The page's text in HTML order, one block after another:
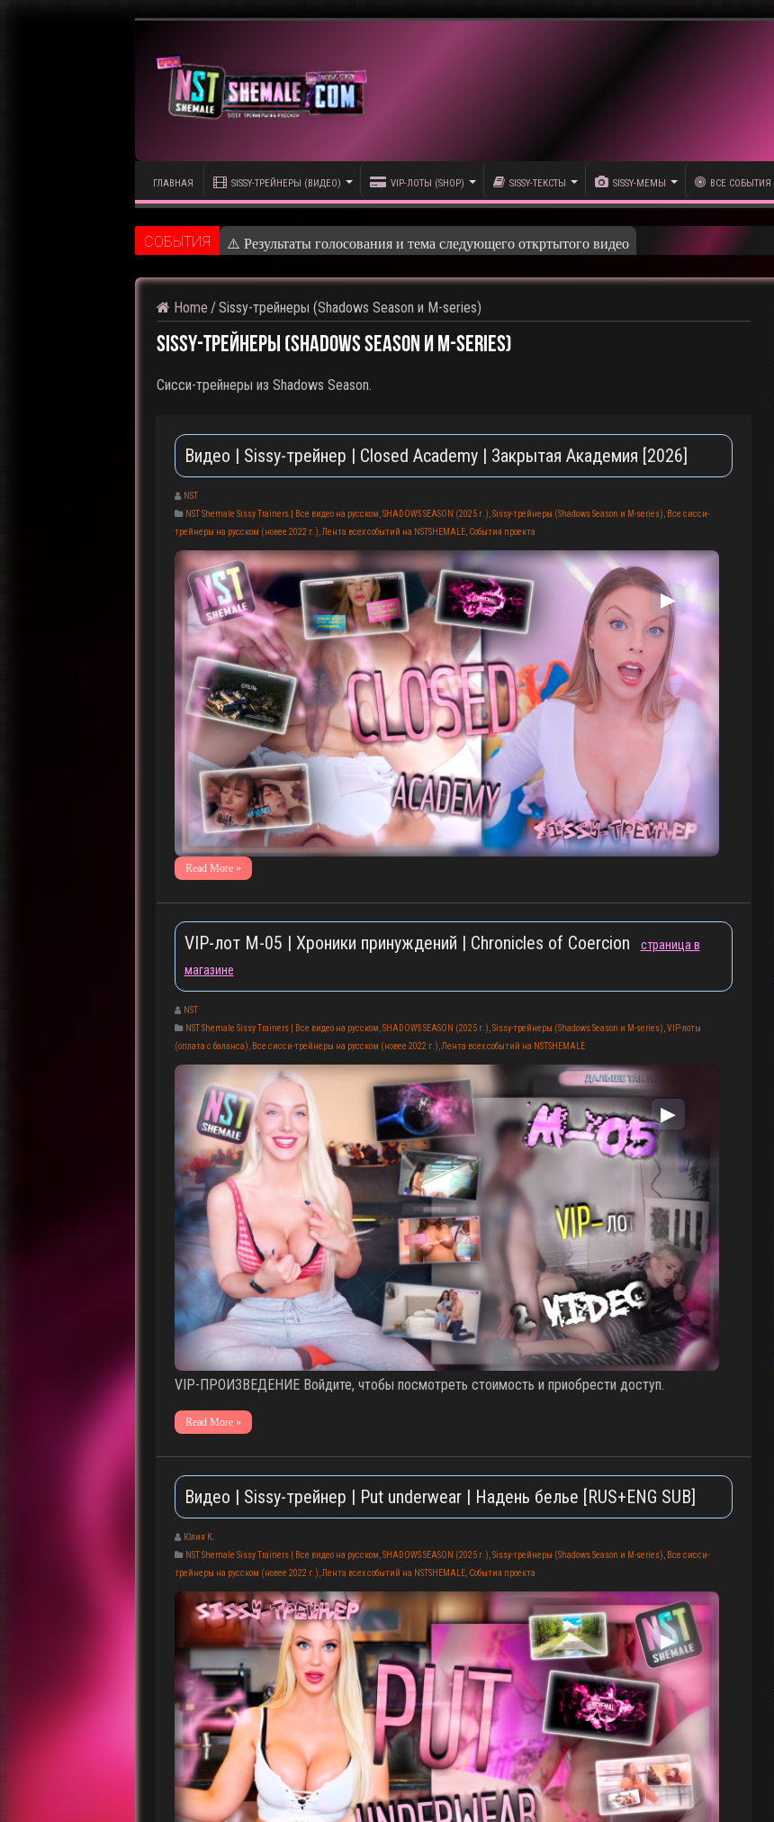
ГЛАВНАЯ SISSY-ТРЕЙНЕРЫ (ВИДЕО) VIP-ЛОТЫ (SHOP) SISSY-ТЕКСТЫ SISSY-МЕМЫ ВСЕ СОБЫТИЯ
CОБЫТИЯ ⚠️
Home /Sissy-трейнеры (Shadows Season и M-series)
Sissy-трейнеры (Shadows Season и M-series)
Сисси-трейнеры из Shadows Season.
Видео | Sissy-трейнер | Closed Academy | Закрытая Академия [2026]
NST
NST Shemale Sissy Trainers | Все видео на русском SHADOWS SEASON (2025 г.) Sissy-трейнеры (Shadows Season и M-series)
Все сисси-
трейнеры на русском (новее 2022 г.) Лента всех событий на NSTSHEMALE, События проекта
▶
Read More »
VIP-лот M-05 | Хроники принуждений | Chronicles of Coercion
страница в
магазине
NST
NST Shemale Sissy Trainers | Все видео на русском SHADOWS SEASON (2025 г.) Sissy-трейнеры (Shadows Season и M-series) VIP-лоты
(оплата с баланса) Все сисси-трейнеры на русском (новее 2022 г.) Лента всех событий на NSTSHEMALE
▶
VIP-ПРОИЗВЕДЕНИЕ Войдите, чтобы посмотреть стоимость и приобрести доступ.
Read More »
Видео | Sissy-трейнер | Put underwear | Надень белье [RUS+ENG SUB]
Юлия К.
NST Shemale Sissy Trainers | Все видео на русском,SHADOWS SEASON (2025 г.),Sissy-трейнеры (Shadows Season и M-series), Все сисси-
трейнеры на русском (новее 2022 г.),Лента всех событий на NSTSHEMALE, События проекта
▶